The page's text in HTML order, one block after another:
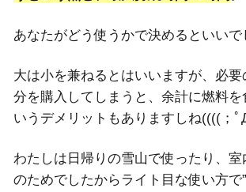
あなたがどう使うかで決めるといいで
大は小を兼ねるとはいいますが、必要
分を購入してしまうと、余計に燃料を
いうデメリットもありますしね((((；
わたしは日帰りの雪山で使ったり、
のためでしたからライト目な使い方で